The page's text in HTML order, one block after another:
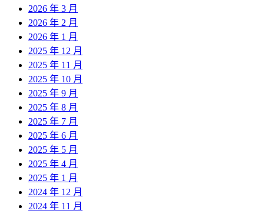
2026 年 3 月
2026 年 2 月
2026 年 1 月
2025 年 12 月
2025 年 11 月
2025 年 10 月
2025 年 9 月
2025 年 8 月
2025 年 7 月
2025 年 6 月
2025 年 5 月
2025 年 4 月
2025 年 1 月
2024 年 12 月
2024 年 11 月